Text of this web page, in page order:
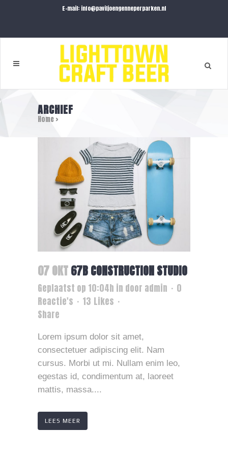
E-mail: info@paviljoengenneperparken.nl
ARCHIEF
Home >
07 OKT67B CONSTRUCTION STUDIO
Geplaatst op 10:04h in door admin
0
Reactie's
13 Likes
Share
Lorem ipsum dolor sit amet,
consectetuer adipiscing elit. Nam
cursus. Morbi ut mi. Nullam enim leo,
egestas id, condimentum at, laoreet
mattis, massa....
LEES MEER